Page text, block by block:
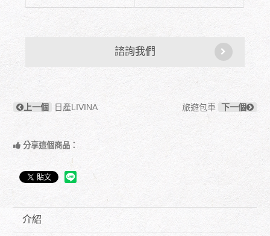
諮詢我們
上一個 日產LIVINA 旅遊包車 下一個
分享這個商品：
介紹